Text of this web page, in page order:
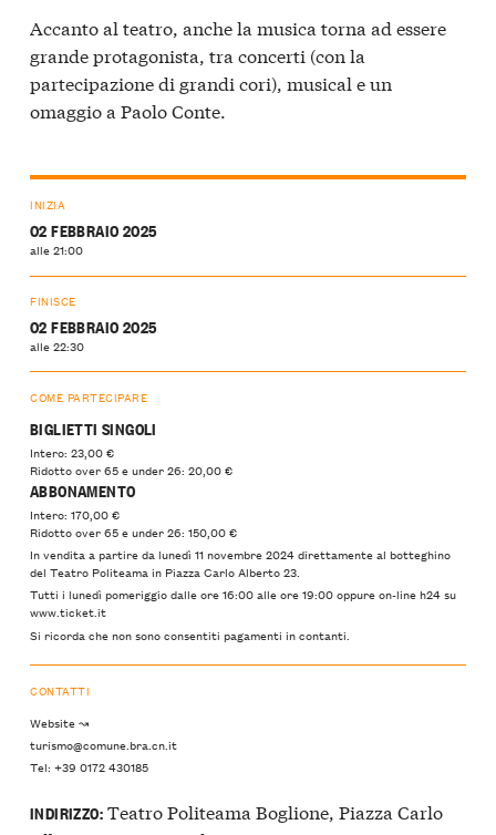
Accanto al teatro, anche la musica torna ad essere
grande protagonista, tra concerti (con la
partecipazione di grandi cori), musical e un
omaggio a Paolo Conte.
INIZIA
02 FEBBRAIO 2025
alle 21:00
FINISCE
02 FEBBRAIO 2025
alle 22:30
COME PARTECIPARE
BIGLIETTI SINGOLI
Intero: 23,00 €
Ridotto over 65 e under 26: 20,00 €
ABBONAMENTO
Intero: 170,00 €
Ridotto over 65 e under 26: 150,00 €
In vendita a partire da lunedì 11 novembre 2024 direttamente al botteghino
del Teatro Politeama in Piazza Carlo Alberto 23.
Tutti i lunedì pomeriggio dalle ore 16:00 alle ore 19:00 oppure on-line h24 su
www.ticket.it
Si ricorda che non sono consentiti pagamenti in contanti.
CONTATTI
Website ↝
turismo@comune.bra.cn.it
Tel: +39 0172 430185
INDIRIZZO:Teatro Politeama Boglione, Piazza Carlo